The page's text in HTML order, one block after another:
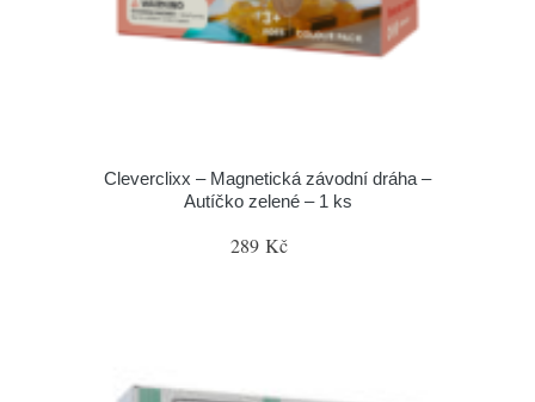
Cleverclixx – Magnetická závodní dráha –
Autíčko zelené – 1 ks
289 Kč